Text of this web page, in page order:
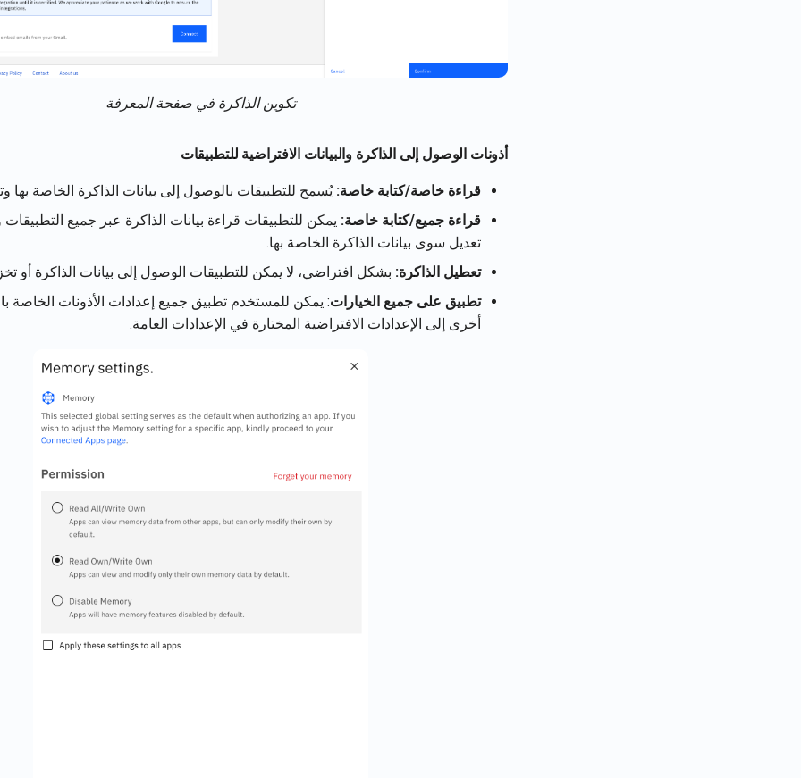
تكوين الذاكرة في صفحة المعرفة
أذونات الوصول إلى الذاكرة والبيانات الافتراضية للتطبيقات
قراءة خاصة/كتابة خاصة: يُسمح للتطبيقات بالوصول إلى بيانات الذاكرة الخاصة بها
قراءة جميع/كتابة خاصة: يمكن للتطبيقات قراءة بيانات الذاكرة عبر جميع التطبيقات
تعديل سوى بيانات الذاكرة الخاصة بها.
تعطيل الذاكرة: بشكل افتراضي، لا يمكن للتطبيقات الوصول إلى بيانات الذاكرة أو
تطبيق على جميع الخيارات: يمكن للمستخدم تطبيق جميع إعدادات الأذونات الخاصة
أخرى إلى الإعدادات الافتراضية المختارة في الإعدادات العامة.